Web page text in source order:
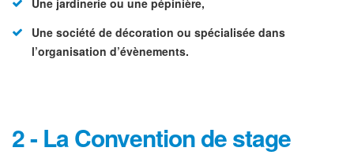
Une jardinerie ou une pépinière,
Une société de décoration ou spécialisée dans
l’organisation d’évènements.
2 - La Convention de stage